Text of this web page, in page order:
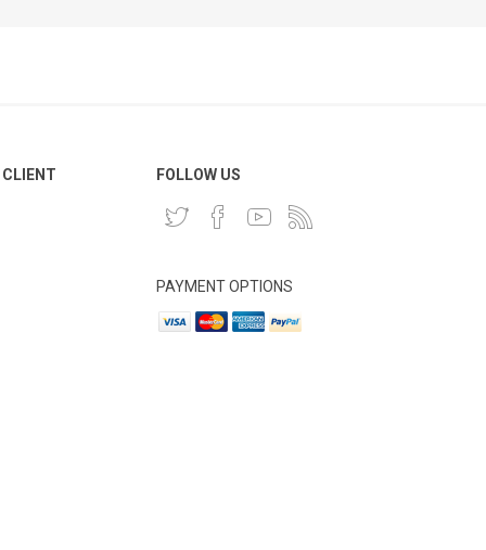
CLIENT FOLLOW US
PAYMENT OPTIONS